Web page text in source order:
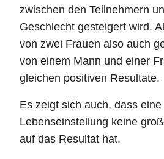
zwischen den Teilnehmern
Geschlecht gesteigert wird.
von zwei Frauen also auch
von einem Mann und einer
gleichen positiven Resultate.
Es zeigt sich auch, dass
Lebenseinstellung keine
auf das Resultat hat.